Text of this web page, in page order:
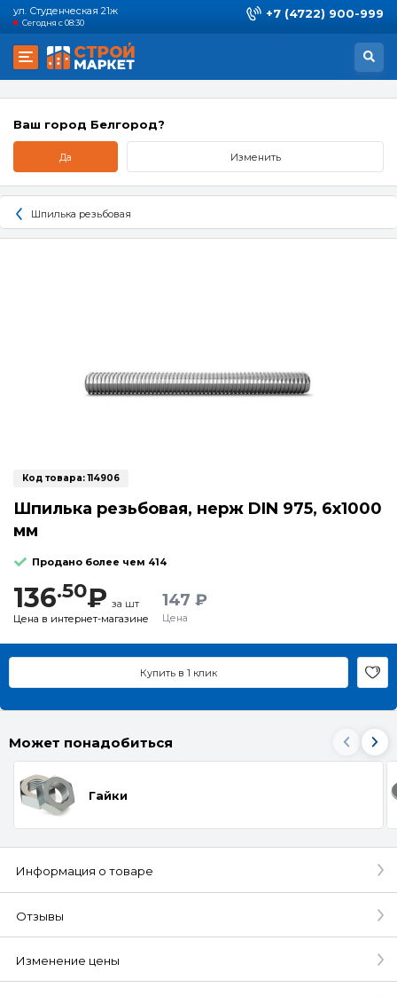
ул. Студенческая 21ж
Сегодня с 08:30
+7 (4722) 900-999
Ваш город Белгород?
Да Изменить
Шпилька резьбовая
Код товара:114906
Шпилька резьбовая, нерж DIN 975, 6х1000
мм
Продано более чем 414
136.50₽ за шт
Цена в интернет-магазине
147 ₽
Цена
Купить в 1 клик
Может понадобиться
Гайки
Информация о товаре
Отзывы
Изменение цены